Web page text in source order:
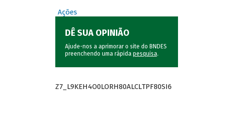
Ações
DÊ SUA OPINIÃO
Ajude-nos a aprimorar o site do BNDES
preenchendo uma rápida pesquisa.
Z7_L9KEH4O0LORH80ALCLTPF80SI6